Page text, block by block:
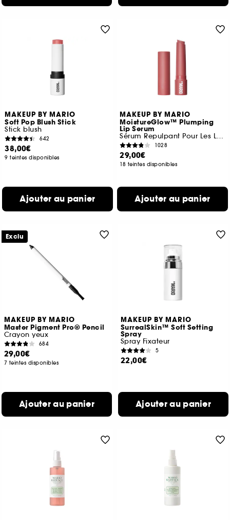
MAKEUP BY MARIO
Soft Pop Blush Stick
Stick blush
642
38,00€
9 teintes disponibles
Ajouter au panier
MAKEUP BY MARIO
MoistureGlow™ Plumping
Lip Serum
Sérum Repulpant Pour Les Lèvres
1028
29,00€
18 teintes disponibles
Ajouter au panier
MAKEUP BY MARIO
Master Pigment Pro® Pencil
Crayon yeux
684
29,00€
7 teintes disponibles
Ajouter au panier
Exclu
MAKEUP BY MARIO
SurrealSkin™ Soft Setting
Spray
Spray Fixateur
5
22,00€
Ajouter au panier